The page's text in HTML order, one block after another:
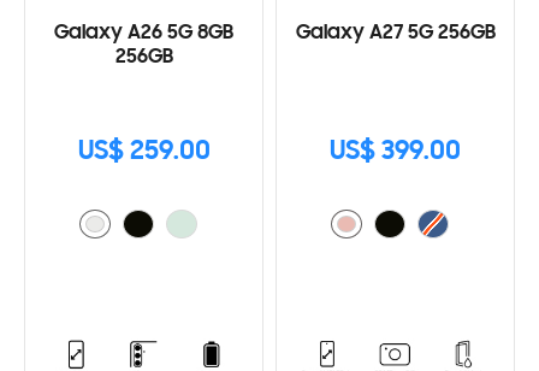
Galaxy A26 5G 8GB
256GB
US$ 259.00
Galaxy A27 5G 256GB
US$ 399.00